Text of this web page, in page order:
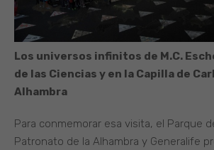
Los universos infinitos de M.C.
de las Ciencias y en la Capilla de
Alhambra
Para conmemorar esa visita, el Parque
Patronato de la Alhambra y Generalife